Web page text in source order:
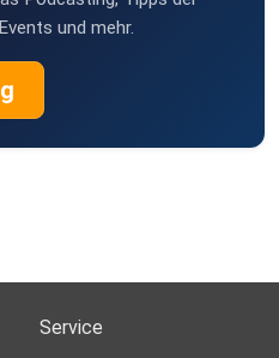
und mehr.
Service